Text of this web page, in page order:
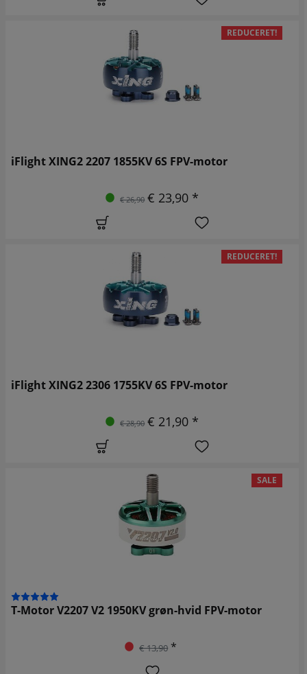
REDUCERET!
iFlight XING2 2207 1855KV 6S FPV-motor
€ 26,90 € 23,90 *
REDUCERET!
iFlight XING2 2306 1755KV 6S FPV-motor
€ 28,90 € 21,90 *
SALE
T-Motor V2207 V2 1950KV grøn-hvid FPV-motor
€ 13,90 *